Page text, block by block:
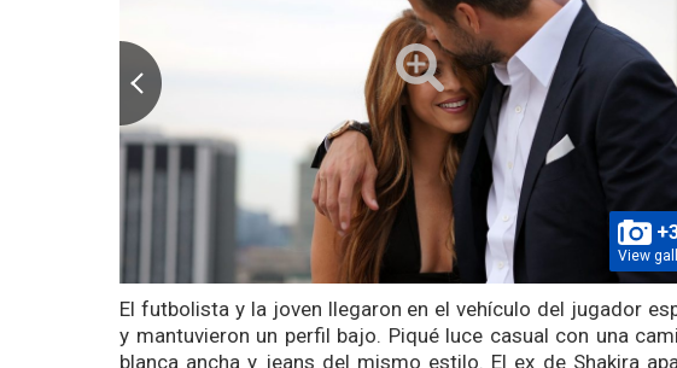
View
El futbolista y la joven llegaron en el vehículo del jugador
y mantuvieron un perfil bajo. Piqué luce casual con una
blanca ancha y jeans del mismo estilo. El ex de Shakira